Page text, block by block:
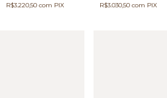
R$3.220,50 com PIX R$3.030,50com PIX